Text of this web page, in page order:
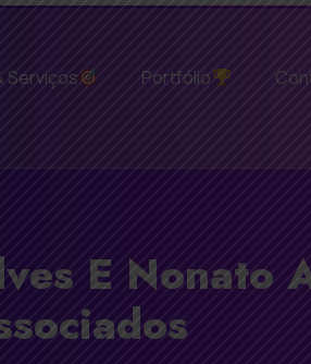
Serviços Portfólio
E Nonato